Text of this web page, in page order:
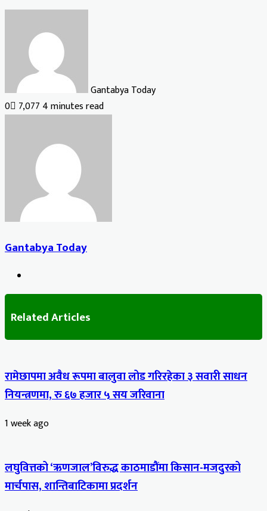
Gantabya Today
0 7,077 4 minutes read
Gantabya Today
Related Articles
रामेछापमा अवैध रूपमा बालुवा लोड गरिरहेका ३ सवारी साधन
नियन्त्रणमा, रु ६७ हजार ५ सय जरिवाना
1 week ago
लघुवित्तको ‘ऋणजाल’विरुद्ध काठमाडौंमा किसान-मजदुरको
मार्चपास, शान्तिबाटिकामा प्रदर्शन